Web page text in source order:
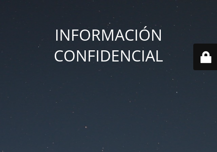
INFORMACIÓN
CONFIDENCIAL